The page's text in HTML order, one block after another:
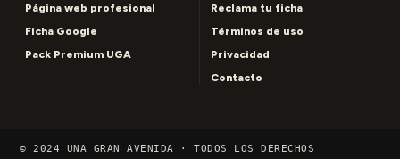
Página web profesional
Ficha Google
Pack Premium UGA
Reclama tu ficha
Términos de uso
Privacidad
Contacto
© 2024 UNA GRAN AVENIDA · TODOS LOS DERECHOS